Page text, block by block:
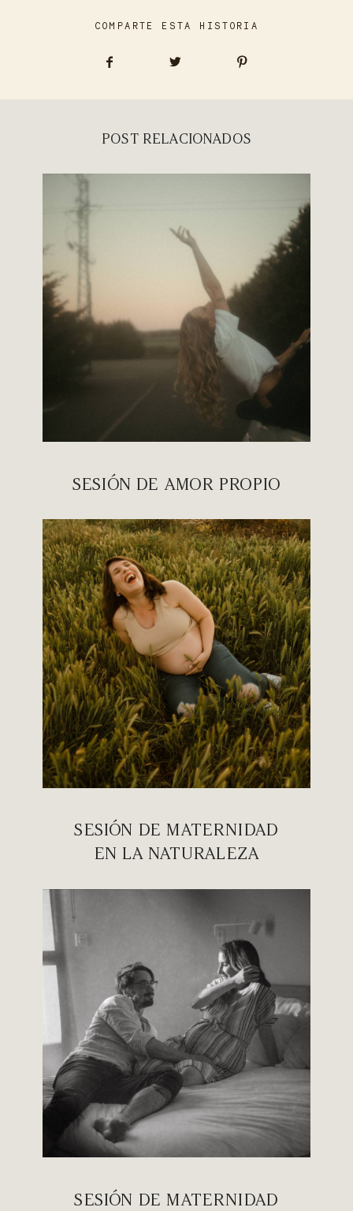
COMPARTE ESTA HISTORIA
POST RELACIONADOS
SESIÓN DE AMOR PROPIO
SESIÓN DE MATERNIDAD
EN LA NATURALEZA
SESIÓN DE MATERNIDAD